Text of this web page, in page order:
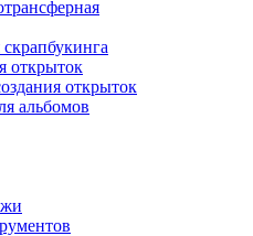
открыток
открыток
альбомов